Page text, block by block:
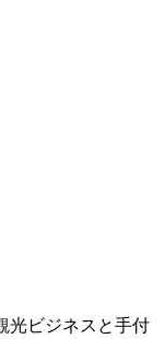
光ビジネスと手付